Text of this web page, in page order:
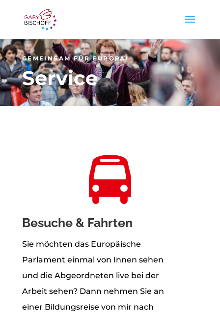
GEMEINSAM FÜR EUROPA!
Service

Besuche & Fahrten
Sie möchten das Europäische
Parlament einmal von Innen sehen
und die Abgeordneten live bei der
Arbeit sehen? Dann nehmen Sie an
einer Bildungsreise von mir nach